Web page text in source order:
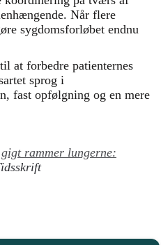
Når flere
sygdomsforløbet endnu
at forbedre patienternes
sprog i
fast opfølgning og en mere
rammer lungerne: